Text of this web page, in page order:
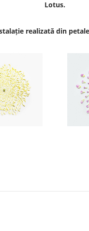
Lotus.
realizată din